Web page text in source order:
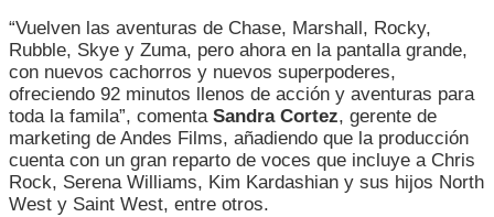
“Vuelven las aventuras de Chase, Marshall, Rocky,
Rubble, Skye y Zuma, pero ahora en la pantalla grande,
con nuevos cachorros y nuevos superpoderes,
ofreciendo 92 minutos llenos de acción y aventuras para
toda la famila”, comenta Sandra Cortez, gerente de
marketing de Andes Films, añadiendo que la producción
cuenta con un gran reparto de voces que incluye a Chris
Rock, Serena Williams, Kim Kardashian y sus hijos North
West y Saint West, entre otros.